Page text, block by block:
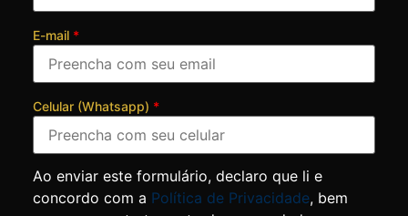
E-mail *
Celular (Whatsapp) *
Ao enviar este formulário, declaro que li e
concordo com a Política de Privacidade, bem